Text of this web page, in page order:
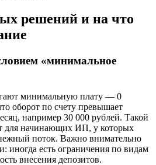
решений и на что
«минимальное
минимальную плату — 0
оборот по счету превышает
например 30 000 рублей. Такой
для начинающих ИП, у которых
поток. Важно внимательно
иногда есть ограничения по видам
внесения депозитов.